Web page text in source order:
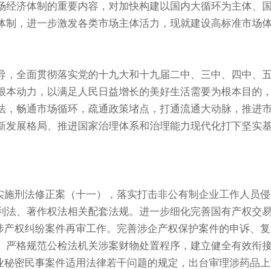
济体制的重要内容，对加快构建以国内大循环为主体、
进一步激发各类市场主体活力，现就建设高标准市场
，全面贯彻落实党的十九大和十九届二中、三中、四中
动力，以满足人民日益增长的美好生活需要为根本目
畅通市场循环，疏通政策堵点，打通流通大动脉，推
新发展格局、推进国家治理体系和治理能力现代化打下坚实基
施刑法修正案（十一），落实打击非公有制企业
、著作权法相关配套法规。进一步细化完善国有产权交
权纠纷案件再审工作。完善涉企产权保护案件的申诉、复
制。严格规范公检法机关涉案财物处置程序，建立健全有效衔
密民事案件适用法律若干问题的规定，出台审理涉药